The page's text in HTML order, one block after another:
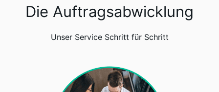
Die Auftragsabwicklung
Unser Service Schritt für Schritt